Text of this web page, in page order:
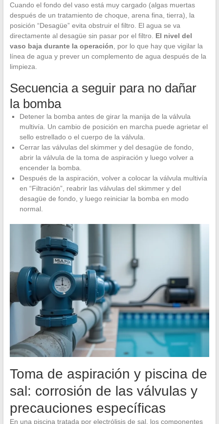
Cuando el fondo del vaso está muy cargado (algas muertas
después de un tratamiento de choque, arena fina, tierra), la
posición “Desagüe” evita obstruir el filtro. El agua se va
directamente al desagüe sin pasar por el filtro. El nivel del
vaso baja durante la operación , por lo que hay que vigilar la
línea de agua y prever un complemento de agua después de la
limpieza.
Secuencia a seguir para no dañar
la bomba
Detener la bomba antes de girar la manija de la válvula
multivía. Un cambio de posición en marcha puede agrietar el
sello estrellado o el cuerpo de la válvula.
Cerrar las válvulas del skimmer y del desagüe de fondo,
abrir la válvula de la toma de aspiración y luego volver a
encender la bomba.
Después de la aspiración, volver a colocar la válvula multivía
en “Filtración”, reabrir las válvulas del skimmer y del
desagüe de fondo, y luego reiniciar la bomba en modo
normal.
Toma de aspiración y piscina de
sal: corrosión de las válvulas y
precauciones específicas
En una piscina tratada por electrólisis de sal, los componentes